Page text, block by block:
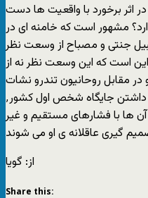
اثر برخورد با واقعیت ها دست
مشهور است که خامنه ای در
جنتی و مصباح از وسعت نظر
است که این وسعت نظر نه از
مقابل روحانیون تندرو نشات
می گیرد. به عبارتی خامنه ای با وجود داشتن جایگاه شخص اول کشور٬
ها با فشارهای مستقیم و غیر
از: گویا
Share this: